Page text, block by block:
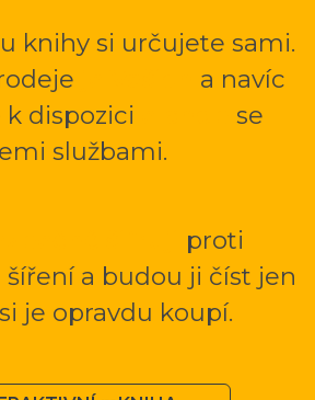
knihy si určujete sami.
a navíc
dispozici
se
službami.
proti
a budou ji číst jen
je opravdu koupí.